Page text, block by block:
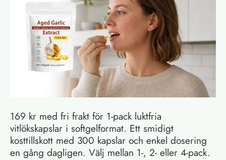
169 kr med fri frakt för 1-pack luktfria
vitlökskapslar i softgelformat. Ett smidigt
kosttillskott med 300 kapslar och enkel dosering
en gång dagligen. Välj mellan 1-, 2- eller 4-pack.